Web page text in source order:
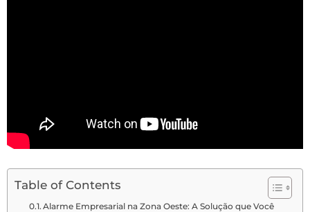
Table of Contents
Alarme Empresarial na Zona Oeste: A Solução que Você